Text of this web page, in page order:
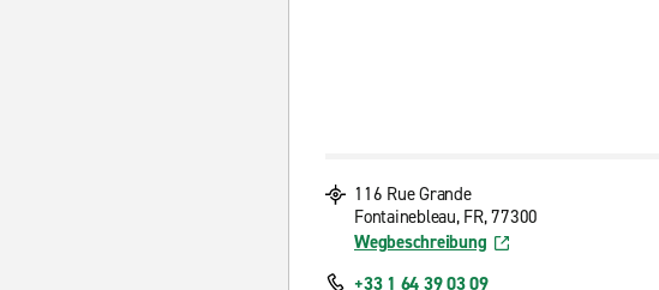
116 Rue Grande
Fontainebleau, FR, 77300
Wegbeschreibung
+33 1 64 39 03 09